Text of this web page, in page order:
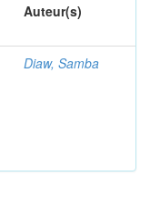
Auteur(s)
Diaw, Samba